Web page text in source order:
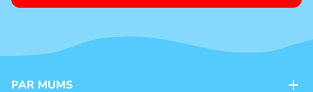
PAR MUMS